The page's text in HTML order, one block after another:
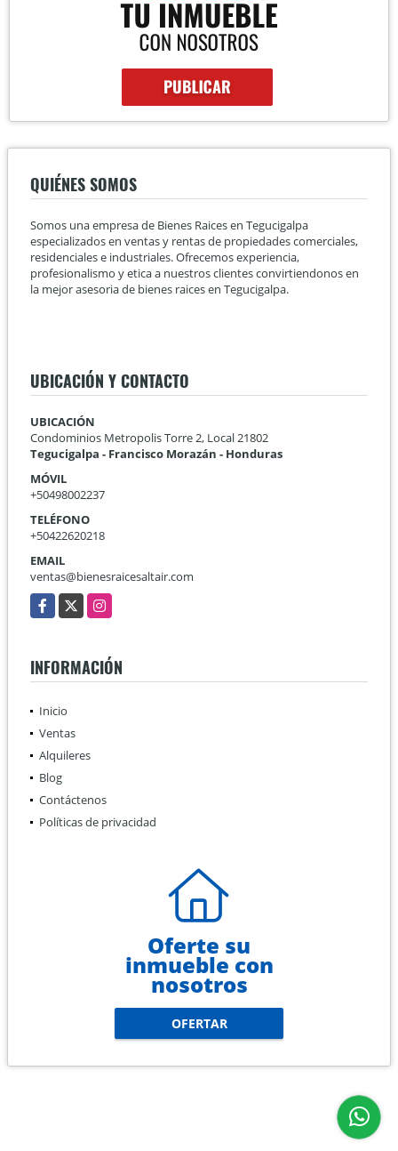
QUIÉNES SOMOS
Somos una empresa de Bienes Raices en Tegucigalpa
especializados en ventas y rentas de propiedades comerciales,
residenciales e industriales. Ofrecemos experiencia,
profesionalismo y etica a nuestros clientes convirtiendonos en
la mejor asesoria de bienes raices en Tegucigalpa.
UBICACIÓN Y CONTACTO
UBICACIÓN
Condominios Metropolis Torre 2, Local 21802
Tegucigalpa - Francisco Morazán - Honduras
MÓVIL
+50498002237
TELÉFONO
+50422620218
EMAIL
ventas@bienesraicesaltair.com
Facebook
X Instagram
INFORMACIÓN
Inicio
Ventas
Alquileres
Blog
Contáctenos
Políticas de privacidad
Oferte su
inmueble con
nosotros
OFERTAR